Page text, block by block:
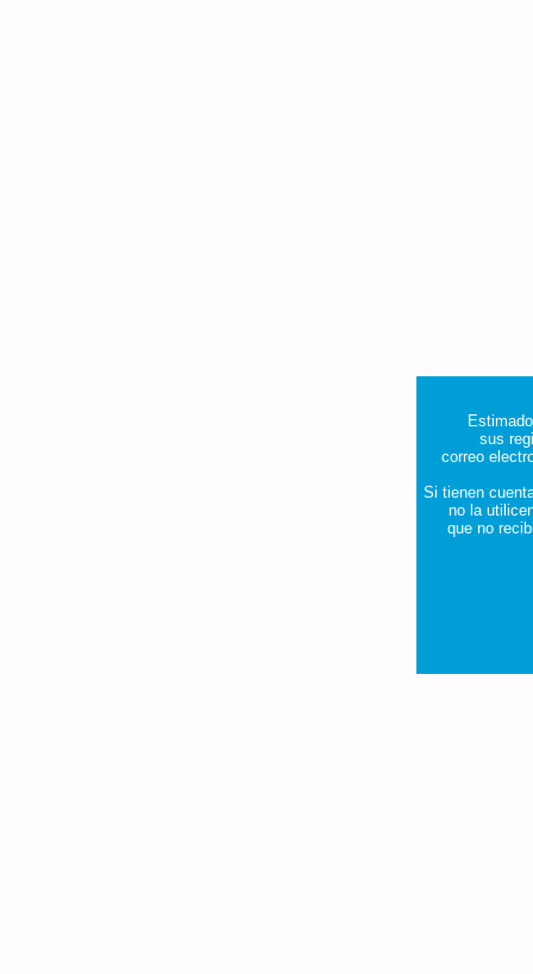
sus
correo
Si tienen
no la
que no